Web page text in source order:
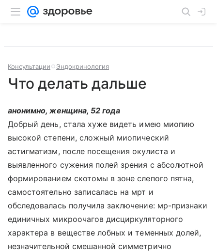
Консультации Эндокринология
Что делать дальше
анонимно, женщина, 52 года
Добрый день, стала хуже видеть имею миопию
высокой степени, сложный миопический
астигматизм, после посещения окулиста и
выявленного сужения полей зрения с абсолютной
формированием скотомы в зоне слепого пятна,
самостоятельно записалась на мрт и
обследовалась получила заключение: мр-признаки
единичных микроочагов дисциркуляторного
характера в веществе лобных и теменных долей,
незначительной смешанной симметрично